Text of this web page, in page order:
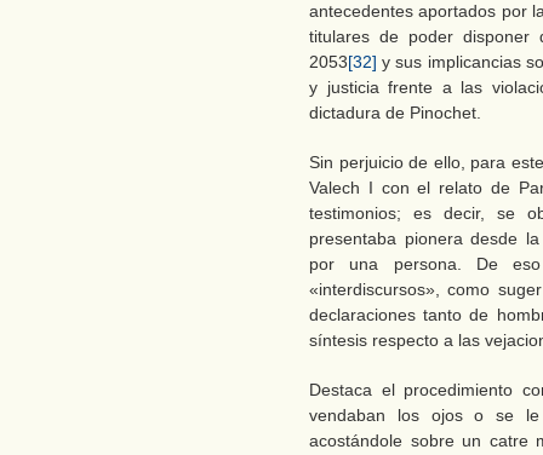
antecedentes aportados por
titulares de poder
2053[32] y sus implicancias
y justicia frente a las
dictadura de Pinochet.
Sin perjuicio de ello, para
Valech I con el relato de
testimonios; es decir, se
presentaba pionera desde
por una persona. De
«interdiscursos», como
declaraciones tanto de
síntesis respecto a las
Destaca el procedimiento
vendaban los ojos o se le
acostándole sobre un catre